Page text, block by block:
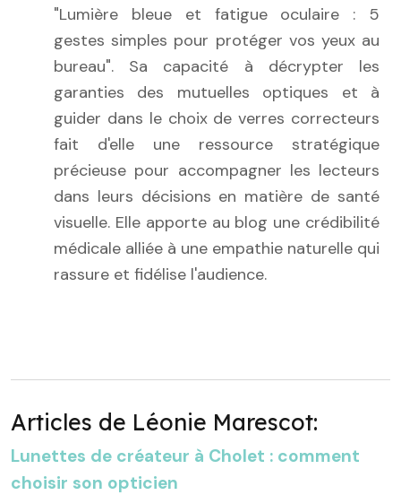
"Lumière bleue et fatigue oculaire : 5
gestes simples pour protéger vos yeux au
bureau". Sa capacité à décrypter les
garanties des mutuelles optiques et à
guider dans le choix de verres correcteurs
fait d'elle une ressource stratégique
précieuse pour accompagner les lecteurs
dans leurs décisions en matière de santé
visuelle. Elle apporte au blog une crédibilité
médicale alliée à une empathie naturelle qui
rassure et fidélise l'audience.
Articles de Léonie Marescot:
Lunettes de créateur à Cholet : comment
choisir son opticien